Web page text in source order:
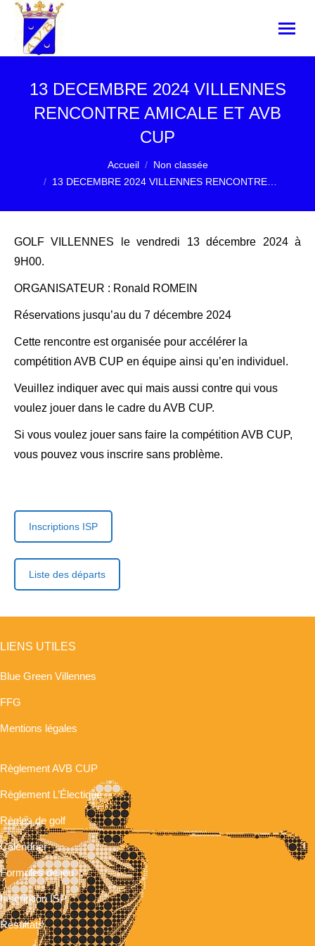
13 DECEMBRE 2024 VILLENNES
RENCONTRE AMICALE ET AVB
CUP
Accueil
Non classée
13 DECEMBRE 2024 VILLENNES RENCONTRE…
GOLF VILLENNES le vendredi 13 décembre 2024 à
9H00.
ORGANISATEUR : Ronald ROMEIN
Réservations jusqu’au du 7 décembre 2024
Cette rencontre est organisée pour accélérer la
compétition AVB CUP en équipe ainsi qu’en individuel.
Veuillez indiquer avec qui mais aussi contre qui vous
voulez jouer dans le cadre du AVB CUP.
Si vous voulez jouer sans faire la compétition AVB CUP,
vous pouvez vous inscrire sans problème.
Inscriptions ISP
Liste des départs
LIENS UTILES
Blue Green Villennes
FFG
Mentions légales
Règlement AVB CUP
Règlement L’Électique
Règles de golf
Calendrier
Formules de jeu
Inscription ISP
Résultats